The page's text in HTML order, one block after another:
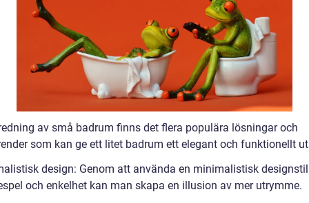
av små badrum finns det flera populära lösningar och
som kan ge ett litet badrum ett elegant och funktionellt
design: Genom att använda en minimalistisk
och enkelhet kan man skapa en illusion av mer utrymme.